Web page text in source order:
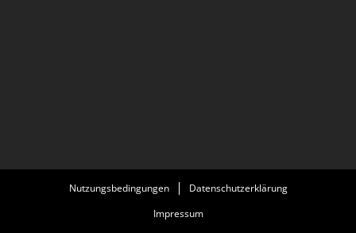
Nutzungsbedingungen
Datenschutzerklärung
Impressum